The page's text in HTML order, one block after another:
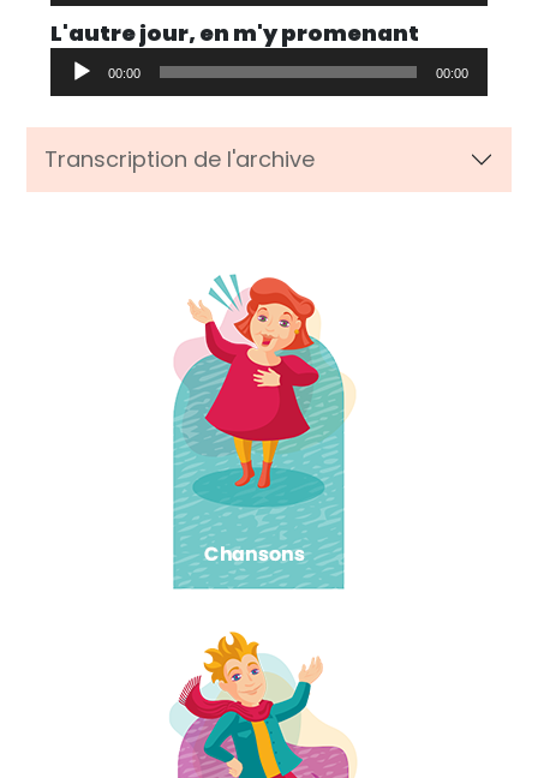
L'autre jour, en m'y promenant
Lecteur
audio
00:00 00:00
Transcription de l'archive